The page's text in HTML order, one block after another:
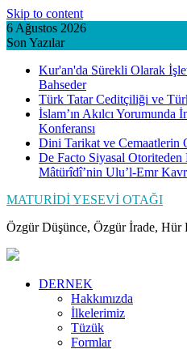
Skip to content
6 Ağustos 2026
Son Yazılar
Kur'an'da Sürekli Olarak
Bahseder
Türk Tatar Ceditçiliği ve
İslam’ın Akılcı
Konferansı
Dini Tarikat ve Cemaatlerin
De Facto Siyasal
Mâtürîdî’nin Ulu’l-Emr
MATURİDİ YESEVİ OTAĞI
Özgür Düşünce, Özgür İrade, Hür
DERNEK
Hakkımızda
İlkelerimiz
Tüzük
Formlar